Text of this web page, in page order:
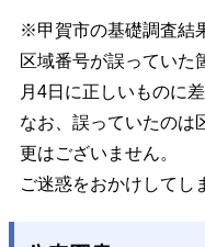
※甲賀市の基礎調査結
区域番号が誤っていた
月4日に正しいものに
なお、誤っていたのは
更はございません。
ご迷惑をおかけしてし